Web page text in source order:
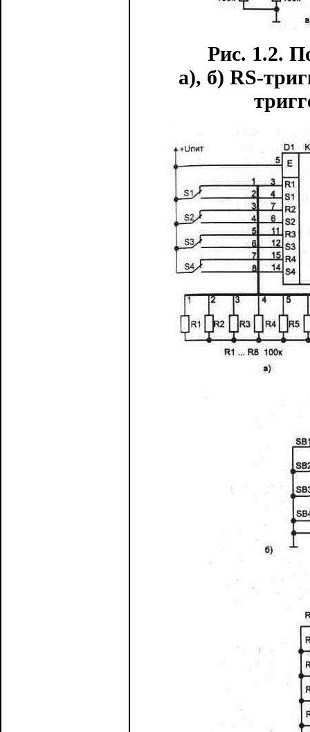
Рис. 1.2.
а), б) RS-